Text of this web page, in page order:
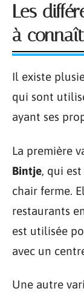
Les
à
Il existe
qui sont
ayant ses
La première
Bintje, qui
chair ferme.
restaurants
est utilisée
avec un
Une autre